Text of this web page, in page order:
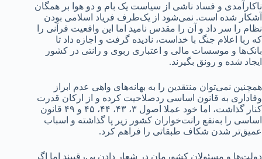
ناکارآمدی و فساد ناشی از سیاست یک بام و دو هوا بر همگان
آشکار شده است. نمی‌شود از یک‌طرف فریاد اسلامی بودن
نظام را سر داد و آن را مقدس نامید اما این واقعیت قرآنی را
که ربا اعلام جنگ با خداست، نادیده گرفت و اجازه داد تا
بانک‌ها و موسسات مالی و اعتباری ربوی و رانتی در کشور
ایجاد شده و رونق بگیرند.
همچنین نمی‌توان منتقدین را به بهانه‌های واهی عدم ابراز
وفاداری به قانون اساسی ردصلاحیت کرده و از ارکان قدرت
کنار گذاشت، اما خود عملا اصول ۳، ۴۳، ۴۴، ۴۵ و ۴۹ قانون
اساسی را به‌نفع رانت‌خواران کشور زیر پا گذاشته و اسباب
عمیق‌تر شدن شکاف طبقاتی را فراهم کرد.
دولت‌ها و مسئولان کشورمان در شعار دادن بی‌رقیبند اما اگر